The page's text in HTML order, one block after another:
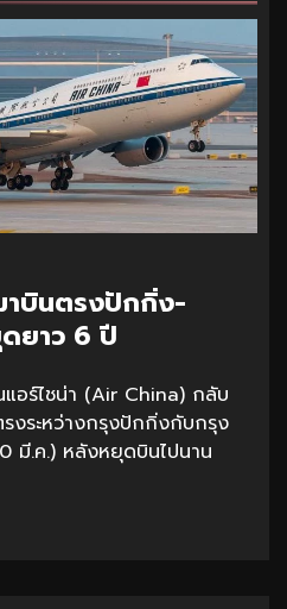
าบินตรงปักกิ่ง-
ยาว 6 ปี
แอร์ไชน่า (Air China) กลับ
รงระหว่างกรุงปักกิ่งกับกรุง
มี.ค.) หลังหยุดบินไปนาน